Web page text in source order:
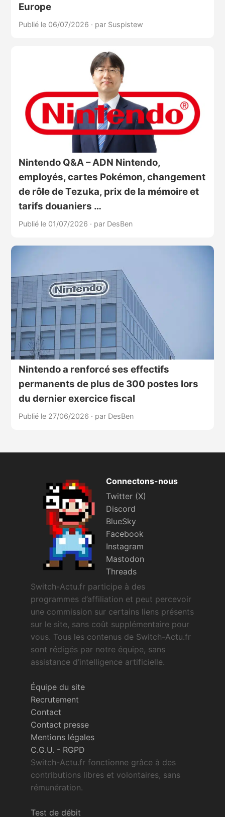
Europe
Publié le 06/07/2026 · par Suspistew
Nintendo Q&A – ADN Nintendo,
employés, cartes Pokémon, changement
de rôle de Tezuka, prix de la mémoire et
tarifs douaniers …
Publié le 01/07/2026 · par DesBen
Nintendo a renforcé ses effectifs
permanents de plus de 300 postes lors
du dernier exercice fiscal
Publié le 27/06/2026 · par DesBen
Connectons-nous
Twitter (X)
Discord
BlueSky
Facebook
Instagram
Mastodon
Threads
Switch-Actu.fr participe à des
programmes d’affiliation et peut percevoir
une commission sur certains liens présents
sur le site, sans coût supplémentaire pour
vous. Tous les contenus de Switch-Actu.fr
sont rédigés par notre équipe, sans
assistance d’intelligence artificielle.
Équipe du site
Recrutement
Contact
Contact presse
Mentions légales
C.G.U. - RGPD
Switch-Actu.fr fonctionne grâce à des
contributions libres et volontaires, sans
rémunération.
Test de débit